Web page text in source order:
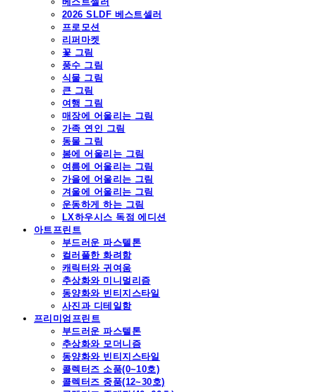
2026 SLDF 베스트셀러
프로모션
리퍼마켓
꽃 그림
풍수 그림
식물 그림
큰 그림
여행 그림
매장에 어울리는 그림
가족 연인 그림
동물 그림
봄에 어울리는 그림
여름에 어울리는 그림
가을에 어울리는 그림
겨울에 어울리는 그림
운동하게 하는 그림
LX하우시스 독점 에디션
아트프린트
부드러운 파스텔톤
컬러풀한 화려함
캐릭터와 귀여움
추상화와 미니멀리즘
동양화와 빈티지스타일
사진과 디테일함
프리미엄프린트
부드러운 파스텔톤
추상화와 모더니즘
동양화와 빈티지스타일
콜렉터즈 소품(0~10호)
콜렉터즈 중품(12~30호)